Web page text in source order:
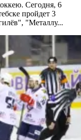
Сегодня, 6
пройдет 3
"Металлу...